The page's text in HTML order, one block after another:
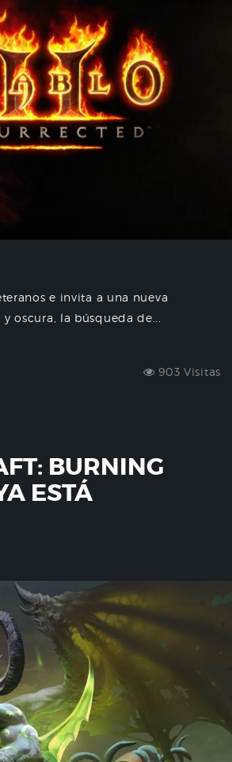
e invita a una nueva
oscura, la búsqueda de...
903 Visitas
BURNING
ESTÁ